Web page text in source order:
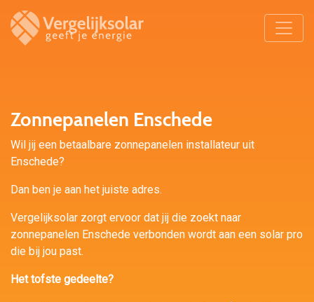
Zonnepanelen Enschede
Wil jij een betaalbare zonnepanelen installateur uit
Enschede?
Dan ben je aan het juiste adres.
Vergelijksolar zorgt ervoor dat jij die zoekt naar
zonnepanelen Enschede verbonden wordt aan een solar pro
die bij jou past.
Het tofste gedeelte?